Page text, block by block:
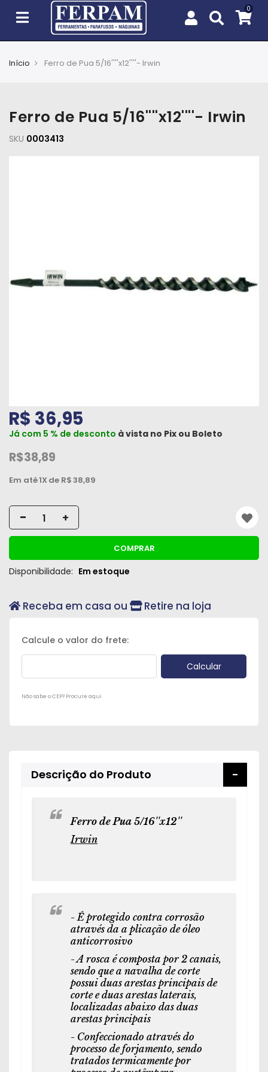
e
Jardim
Máquinas
Materiais
Hidráulicos
e
Pneumáticos
e
Químicos
e
Acessórios
Oficina
Início Ferro de Pua 5/16''''x12''''- Irwin
Ferro de Pua 5/16''''x12''''- Irwin
SKU 0003413
R$ 36,95
Já com 5 % de desconto à vista no Pix ou Boleto
R$38,89
Em até1X de R$38,89
- +
COMPRAR
Disponibilidade: Em estoque
Receba em casa ou Retire na loja
Não sabe o CEP? Procure aqui
Descrição do Produto
Ferro de Pua 5/16''x12''
Irwin
- É protegido contra corrosão
através da a plicação de óleo
anticorrosivo
- A rosca é composta por 2 canais,
sendo que a navalha de corte
possui duas arestas principais de
corte e duas arestas laterais,
localizadas abaixo das duas
arestas principais
- Confeccionado através do
processo de forjamento, sendo
tratados termicamente por